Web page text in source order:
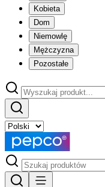
Kobieta
Dom
Niemowlę
Mężczyzna
Pozostałe